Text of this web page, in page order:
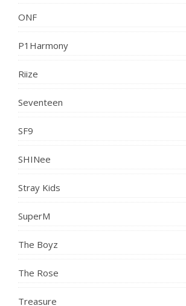
ONF
P1Harmony
Riize
Seventeen
SF9
SHINee
Stray Kids
SuperM
The Boyz
The Rose
Treasure